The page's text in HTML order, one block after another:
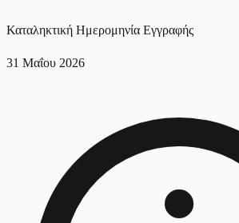
Καταληκτική Ημερομηνία Εγγραφής
31 Μαΐου 2026